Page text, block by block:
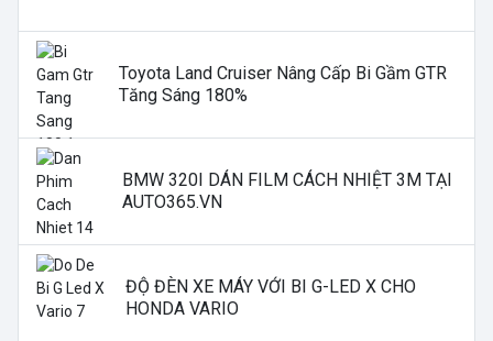
Toyota Land Cruiser Nâng Cấp Bi Gầm GTR
Tăng Sáng 180%
BMW 320I DÁN FILM CÁCH NHIỆT 3M TẠI
AUTO365.VN
ĐỘ ĐÈN XE MÁY VỚI BI G-LED X CHO
HONDA VARIO